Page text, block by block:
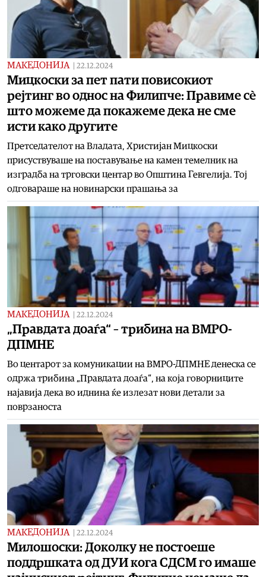
МАКЕДОНИЈА 22.12.2024
Мицкоски за пет пати повисокиот
рејтинг во однос на Филипче: Правиме сè
што можеме да покажеме дека не сме
исти како другите
Претседателот на Владата, Христијан Мицкоски
присуствуваше на поставување на камен темелник на
изградба на трговски центар во Општина Гевгелија. Тој
одговараше на новинарски прашања за
МАКЕДОНИЈА 22.12.2024
„Правдата доаѓа“ – трибина на ВМРО-
ДПМНЕ
Во центарот за комуникации на ВМРО-ДПМНЕ денеска се
одржа трибина „Правдата доаѓа“, на која говорниците
најавија дека во иднина ќе излезат нови детали за
поврзаноста
МАКЕДОНИЈА 22.12.2024
Милошоски: Доколку не постоеше
поддршката од ДУИ кога СДСM го имаше